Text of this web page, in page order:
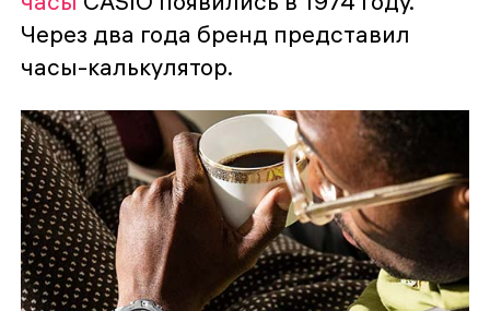
Через два года бренд представил
часы-калькулятор.